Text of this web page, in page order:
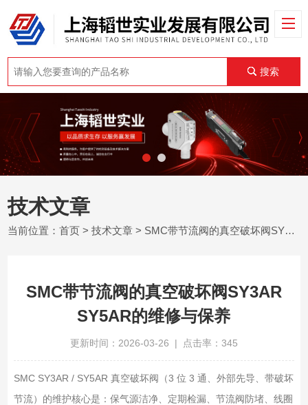
搜索
技术文章
当前位置：首页 >技术文章 > SMC带节流阀的真空破坏阀SY3AR SY5AR的维修与保养
SMC带节流阀的真空破坏阀SY3AR
SY5AR的维修与保养
更新时间：2026-03-26 | 点击率：345
SMC SY3AR / SY5AR 真空破坏阀（3 位 3 通、外部先导、带破坏
节流）的维护核心是：保气源洁净、定期检漏、节流阀防堵、线圈